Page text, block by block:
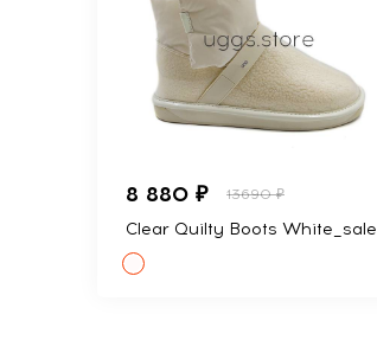
8 880 ₽ 13690 ₽
Clear Quilty Boots White_sale